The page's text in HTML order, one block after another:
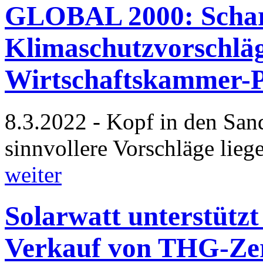
GLOBAL 2000:
Wirtschaftskammer-
8.3.2022 - Kopf in den
sinnvollere Vorschläge
weiter
Solarwatt
Verkauf von THG-